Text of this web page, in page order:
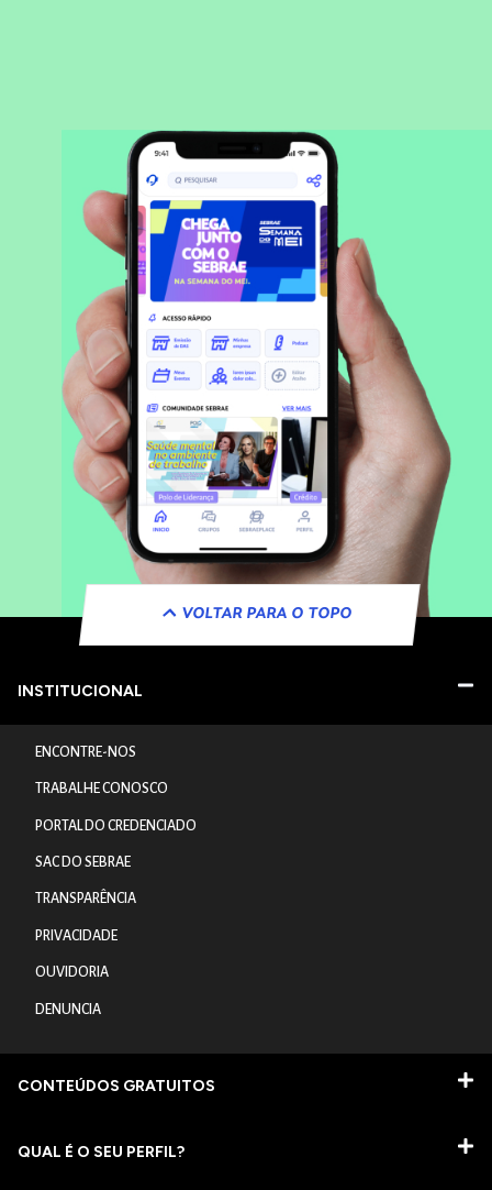
VOLTAR PARA O TOPO
INSTITUCIONAL
ENCONTRE-NOS
TRABALHE CONOSCO
PORTAL DO CREDENCIADO
SAC DO SEBRAE
TRANSPARÊNCIA
PRIVACIDADE
OUVIDORIA
DENUNCIA
CONTEÚDOS GRATUITOS
QUAL É O SEU PERFIL?